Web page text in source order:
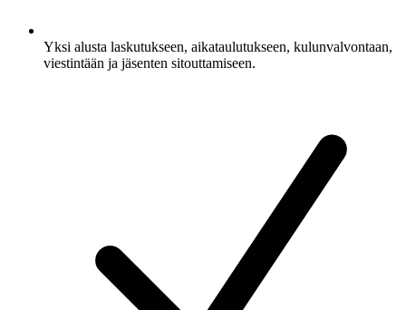
Yksi alusta laskutukseen, aikataulutukseen, kulunvalvontaan,
viestintään ja jäsenten sitouttamiseen.